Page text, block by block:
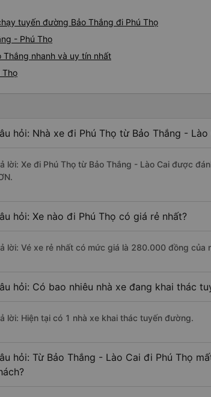
tuyến đường Bảo Thắng đi Phú Thọ
- Phú Thọ
nhanh và uy tín nhất
Thọ
hỏi: Nhà xe đi Phú Thọ từ Bảo Thắng -
lời: Xe đi Phú Thọ từ Bảo Thắng - Lào Cai được
hỏi: Xe nào đi Phú Thọ có giá rẻ nhất?
lời: Vé xe rẻ nhất có mức giá là 280.000 đồng của
hỏi: Có bao nhiêu nhà xe đang khai thác
lời: Hiện tại có 1 nhà xe khai thác tuyến đường.
hỏi: Từ Bảo Thắng - Lào Cai đi Phú Thọ